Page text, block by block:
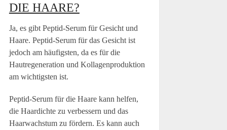
DIE HAARE?
Ja, es gibt Peptid-Serum für Gesicht und
Haare. Peptid-Serum für das Gesicht ist
jedoch am häufigsten, da es für die
Hautregeneration und Kollagenproduktion
am wichtigsten ist.
Peptid-Serum für die Haare kann helfen,
die Haardichte zu verbessern und das
Haarwachstum zu fördern. Es kann auch